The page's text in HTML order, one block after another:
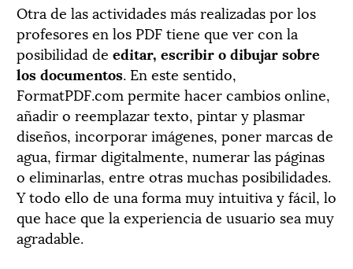
Otra de las actividades más realizadas por los
profesores en los PDF tiene que ver con la
posibilidad de editar, escribir o dibujar sobre
los documentos. En este sentido,
FormatPDF.com permite hacer cambios online,
añadir o reemplazar texto, pintar y plasmar
diseños, incorporar imágenes, poner marcas de
agua, firmar digitalmente, numerar las páginas
o eliminarlas, entre otras muchas posibilidades.
Y todo ello de una forma muy intuitiva y fácil, lo
que hace que la experiencia de usuario sea muy
agradable.